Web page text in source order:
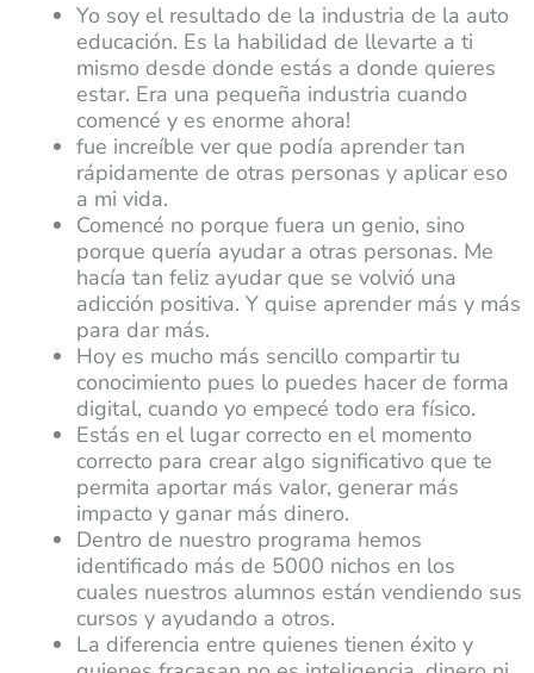
Yo soy el resultado de la industria de la auto
educación. Es la habilidad de llevarte a ti
mismo desde donde estás a donde quieres
estar. Era una pequeña industria cuando
comencé y es enorme ahora!
fue increíble ver que podía aprender tan
rápidamente de otras personas y aplicar eso
a mi vida.
Comencé no porque fuera un genio, sino
porque quería ayudar a otras personas. Me
hacía tan feliz ayudar que se volvió una
adicción positiva. Y quise aprender más y más
para dar más.
Hoy es mucho más sencillo compartir tu
conocimiento pues lo puedes hacer de forma
digital, cuando yo empecé todo era físico.
Estás en el lugar correcto en el momento
correcto para crear algo significativo que te
permita aportar más valor, generar más
impacto y ganar más dinero.
Dentro de nuestro programa hemos
identificado más de 5000 nichos en los
cuales nuestros alumnos están vendiendo sus
cursos y ayudando a otros.
La diferencia entre quienes tienen éxito y